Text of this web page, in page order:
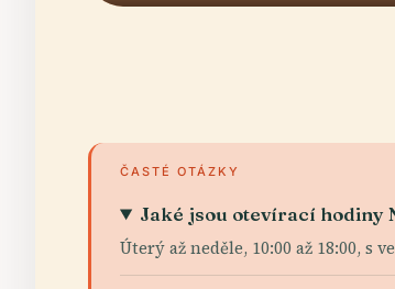
ČASTÉ OTÁZKY
Jaké jsou otevírací hodiny
Úterý až neděle, 10:00 až 18:00,